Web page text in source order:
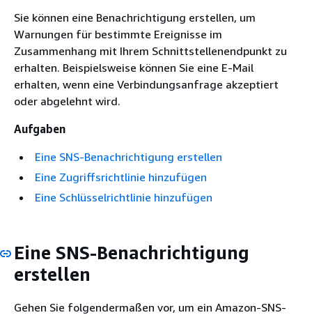
Sie können eine Benachrichtigung erstellen, um
Warnungen für bestimmte Ereignisse im
Zusammenhang mit Ihrem Schnittstellenendpunkt zu
erhalten. Beispielsweise können Sie eine E-Mail
erhalten, wenn eine Verbindungsanfrage akzeptiert
oder abgelehnt wird.
Aufgaben
Eine SNS-Benachrichtigung erstellen
Eine Zugriffsrichtlinie hinzufügen
Eine Schlüsselrichtlinie hinzufügen
Eine SNS-Benachrichtigung
erstellen
Gehen Sie folgendermaßen vor, um ein Amazon-SNS-